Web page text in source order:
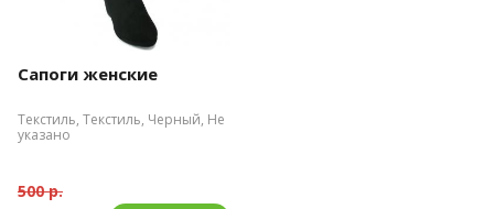
Сапоги женские
Текстиль, Текстиль, Черный, Не
указано
500 р.